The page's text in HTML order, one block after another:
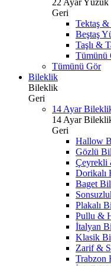
22 Ayar Yüzük
Geri
Tektaş
Beştaş
Taşlı &
Tümünü
Tümünü Gör
Bileklik
Bileklik
Geri
14 Ayar
14 Ayar
Geri
Hallow
Gözlü
Çeyrekli
Dorikalı
Baget
Plakalı
Pullu &
İtalyan
Klasik
Zarif &
Trabzon